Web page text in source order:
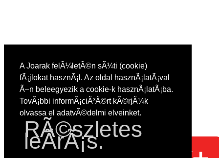
A Joarak felÃ¼letÃ©n sÃ¼ti (cookie)
fÃ¡jlokat hasznÃ¡l. Az oldal hasznÃ¡latÃ¡val
Ã–n beleegyezik a cookie-k hasznÃ¡latÃ¡ba.
TovÃ¡bbi informÃ¡ciÃ³Ã©rt kÃ©rjÃ¼k
olvassa el adatvÃ©delmi elveinket.
RÃ©szletes
leÃ­rÃ¡s.